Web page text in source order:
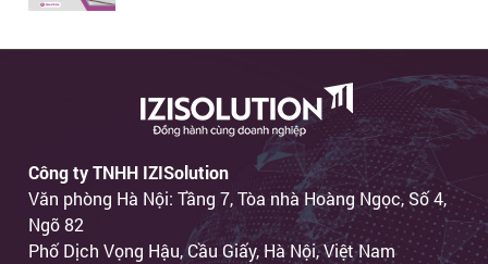
Công ty TNHH IZISolution
Văn phòng Hà Nội: Tầng 7, Tòa nhà Hoàng Ngọc, Số 4,
Ngõ 82
Phố Dịch Vọng Hậu, Cầu Giấy, Hà Nội, Việt Nam